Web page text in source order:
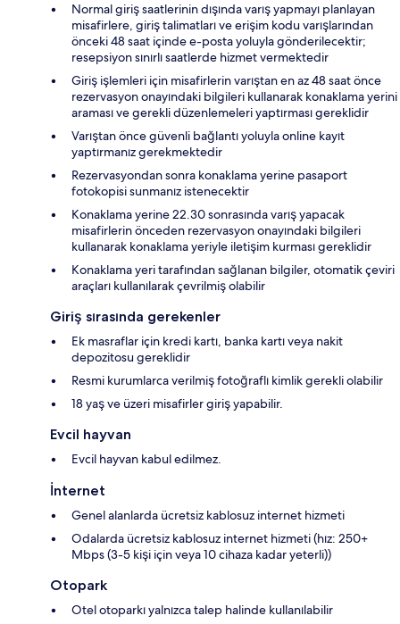
Normal giriş saatlerinin dışında varış yapmayı planlayan
misafirlere, giriş talimatları ve erişim kodu varışlarından
önceki 48 saat içinde e-posta yoluyla gönderilecektir;
resepsiyon sınırlı saatlerde hizmet vermektedir
Giriş işlemleri için misafirlerin varıştan en az 48 saat önce
rezervasyon onayındaki bilgileri kullanarak konaklama yerini
araması ve gerekli düzenlemeleri yaptırması gereklidir
Varıştan önce güvenli bağlantı yoluyla online kayıt
yaptırmanız gerekmektedir
Rezervasyondan sonra konaklama yerine pasaport
fotokopisi sunmanız istenecektir
Konaklama yerine 22.30 sonrasında varış yapacak
misafirlerin önceden rezervasyon onayındaki bilgileri
kullanarak konaklama yeriyle iletişim kurması gereklidir
Konaklama yeri tarafından sağlanan bilgiler, otomatik çeviri
araçları kullanılarak çevrilmiş olabilir
Giriş sırasında gerekenler
Ek masraflar için kredi kartı, banka kartı veya nakit
depozitosu gereklidir
Resmi kurumlarca verilmiş fotoğraflı kimlik gerekli olabilir
18 yaş ve üzeri misafirler giriş yapabilir.
Evcil hayvan
Evcil hayvan kabul edilmez.
İnternet
Genel alanlarda ücretsiz kablosuz internet hizmeti
Odalarda ücretsiz kablosuz internet hizmeti (hız: 250+
Mbps (3-5 kişi için veya 10 cihaza kadar yeterli))
Otopark
Otel otoparkı yalnızca talep halinde kullanılabilir